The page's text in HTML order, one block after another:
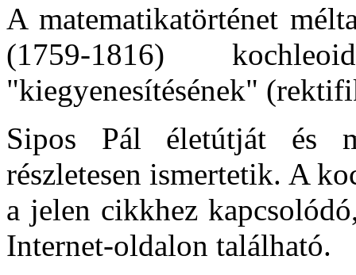
A matematikatörténet
(1759-1816)
"kiegyenesítésének"
Sipos Pál életútját és
részletesen ismertetik. A
a jelen cikkhez
Internet-oldalon található.